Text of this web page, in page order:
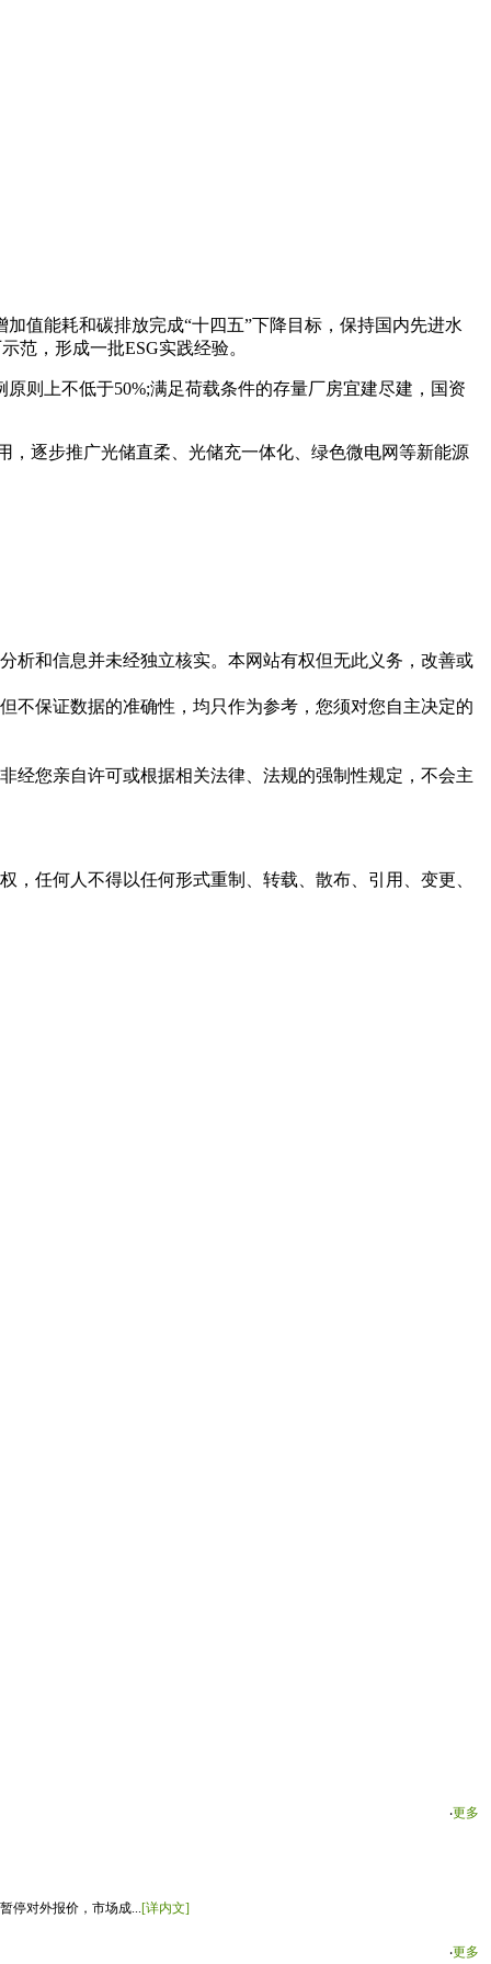
值能耗和碳排放完成“十四五”下降目标，保持国内先进水
范，形成一批ESG实践经验。
则上不低于50%;满足荷载条件的存量厂房宜建尽建，国资
逐步推广光储直柔、光储充一体化、绿色微电网等新能源
析和信息并未经独立核实。本网站有权但无此义务，改善或
不保证数据的准确性，均只作为参考，您须对您自主决定的
经您亲自许可或根据相关法律、法规的强制性规定，不会主
，任何人不得以任何形式重制、转载、散布、引用、变更、
‧更多
停对外报价，市场成...[详内文]
‧更多